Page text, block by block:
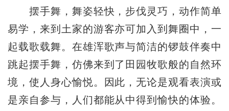
摆手舞，舞姿轻快，步伐灵巧，动作简单
易学，来到土家的游客亦可加入到舞圈中，一
起载歌载舞。在雄浑歌声与简洁的锣鼓伴奏中
跳起摆手舞，仿佛来到了田园牧歌般的自然环
境，使人身心愉悦。因此，无论是观看表演或
是亲自参与，人们都能从中得到愉快的体验。